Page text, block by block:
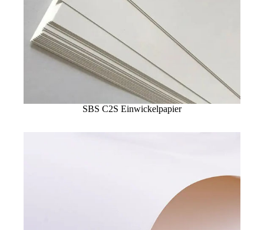
SBS C2S Einwickelpapier